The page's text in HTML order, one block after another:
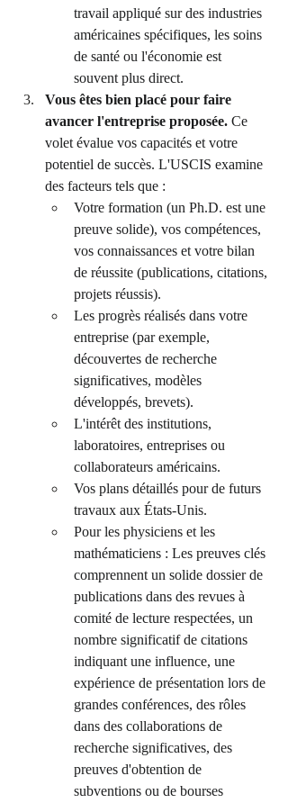
travail appliqué sur des industries
américaines spécifiques, les soins
de santé ou l'économie est
souvent plus direct.
Vous êtes bien placé pour faire
avancer l'entreprise proposée. Ce
volet évalue vos capacités et votre
potentiel de succès. L'USCIS examine
des facteurs tels que :
Votre formation (un Ph.D. est une
preuve solide), vos compétences,
vos connaissances et votre bilan
de réussite (publications, citations,
projets réussis).
Les progrès réalisés dans votre
entreprise (par exemple,
découvertes de recherche
significatives, modèles
développés, brevets).
L'intérêt des institutions,
laboratoires, entreprises ou
collaborateurs américains.
Vos plans détaillés pour de futurs
travaux aux États-Unis.
Pour les physiciens et les
mathématiciens : Les preuves clés
comprennent un solide dossier de
publications dans des revues à
comité de lecture respectées, un
nombre significatif de citations
indiquant une influence, une
expérience de présentation lors de
grandes conférences, des rôles
dans des collaborations de
recherche significatives, des
preuves d'obtention de
subventions ou de bourses